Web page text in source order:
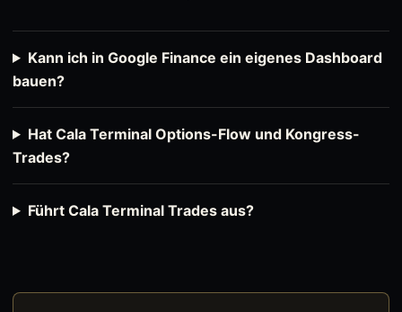
Kann ich in Google Finance ein eigenes Dashboard
bauen?
Hat Cala Terminal Options-Flow und Kongress-
Trades?
Führt Cala Terminal Trades aus?